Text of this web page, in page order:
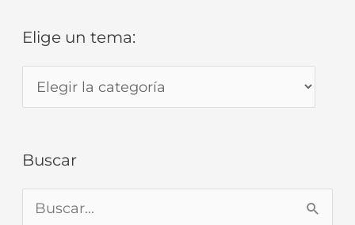
Elige un tema:
E
i
e
Buscar